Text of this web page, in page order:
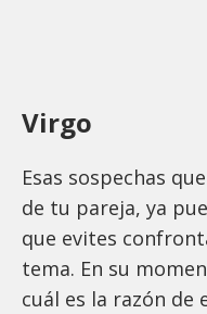
Virgo
Esas sospechas
de tu pareja, ya
que evites
tema. En su
cuál es la razón de